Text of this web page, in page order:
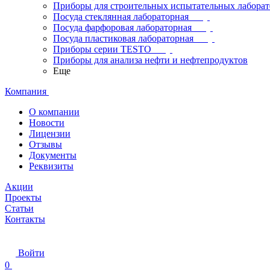
Приборы для строительных испытательных
Посуда стеклянная лабораторная
Посуда фарфоровая лабораторная
Посуда пластиковая лабораторная
Приборы серии TESTO
Приборы для анализа нефти и нефтепродуктов
Еще
Компания
О компании
Новости
Лицензии
Отзывы
Документы
Реквизиты
Акции
Проекты
Статьи
Контакты
Войти
0